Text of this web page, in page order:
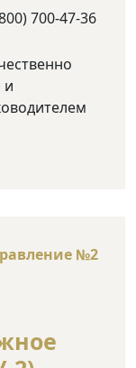
700-47-36
и